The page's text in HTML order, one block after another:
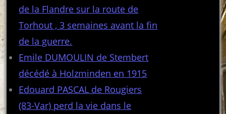
de la Flandre sur la route de
Torhout , 3 semaines avant la fin
de la guerre.
Emile DUMOULIN de Stembert
décédé à Holzminden en 1915
Edouard PASCAL de Rougiers
(83-Var) perd la vie dans le